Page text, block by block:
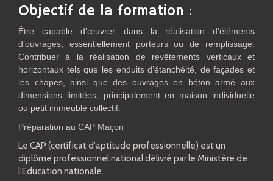
Objectif de la formation :
Être capable d’œuvrer dans la réalisation d’éléments
d’ouvrages, essentiellement porteurs ou de remplissage.
Contribuer à la réalisation de revêtements verticaux et
horizontaux tels que les enduits d’étanchéité, de façades et
les chapes, ainsi que des ouvrages en béton armé aux
dimensions limitées, principalement en maison individuelle
ou petit immeuble collectif.
Préparation au CAP Maçon
Le CAP (certificat d'aptitude professionnelle) est un
diplôme professionnel national délivré par le Ministère de
l'Education nationale.